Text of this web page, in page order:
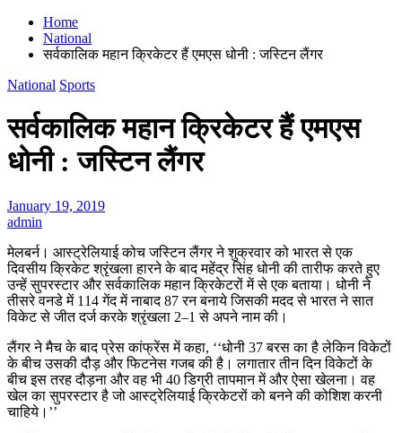
Home
National
सर्वकालिक महान क्रिकेटर हैं एमएस धोनी : जस्टिन लैंगर
National Sports
सर्वकालिक महान क्रिकेटर हैं एमएस
धोनी : जस्टिन लैंगर
January 19, 2019
admin
मेलबर्न। आस्ट्रेलियाई कोच जस्टिन लैंगर ने शुक्रवार को भारत से एक
दिवसीय क्रिकेट श्रृंखला हारने के बाद महेंद्र सिंह धोनी की तारीफ करते हुए
उन्हें सुपरस्टार और सर्वकालिक महान क्रिकेटरों में से एक बताया। धोनी ने
तीसरे वनडे में 114 गेंद में नाबाद 87 रन बनाये जिसकी मदद से भारत ने सात
विकेट से जीत दर्ज करके श्रृंखला 2–1 से अपने नाम की।
लैंगर ने मैच के बाद प्रेस कांफ्रेंस में कहा, ‘‘धोनी 37 बरस का है लेकिन विकेटों
के बीच उसकी दौड़ और फिटनेस गजब की है। लगातार तीन दिन विकेटों के
बीच इस तरह दौड़ना और वह भी 40 डिग्री तापमान में और ऐसा खेलना। वह
खेल का सुपरस्टार है जो आस्ट्रेलियाई क्रिकेटरों को बनने की कोशिश करनी
चाहिये।’’